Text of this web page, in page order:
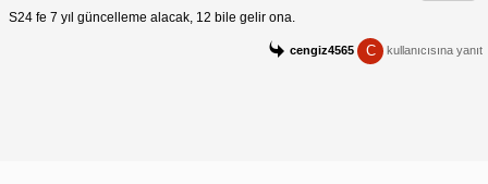
S24 fe 7 yıl güncelleme alacak, 12 bile gelir ona.
cengiz4565 C kullanıcısına yanıt